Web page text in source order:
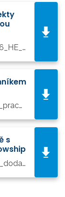
/files_public/elfinder/4862/2023_3_16_HE_MSCA_Partnership_Agreement_v0.docx
/files_public/elfinder/5770/_TC_vzor_pracovní smlouva s výzkumníkem pro MSCA a ERA fellowship .docx
s
/files_public/elfinder/5771/_TC_ vzor_dodatek k pracovní smlouvě s výzkumníkem - MSCA a ERA fellowship.docx